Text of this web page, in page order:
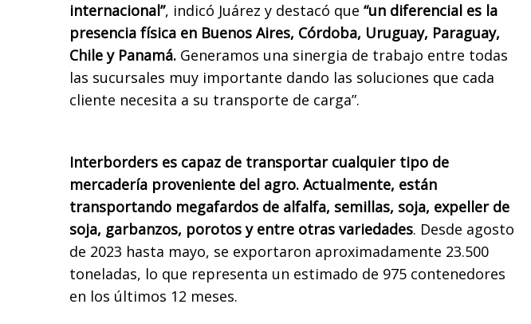
internacional”, indicó Juárez y destacó que “un diferencial es la
presencia física en Buenos Aires, Córdoba, Uruguay, Paraguay,
Chile y Panamá. Generamos una sinergia de trabajo entre todas
las sucursales muy importante dando las soluciones que cada
cliente necesita a su transporte de carga”.
Interborders es capaz de transportar cualquier tipo de
mercadería proveniente del agro. Actualmente, están
transportando megafardos de alfalfa, semillas, soja, expeller de
soja, garbanzos, porotos y entre otras variedades. Desde agosto
de 2023 hasta mayo, se exportaron aproximadamente 23.500
toneladas, lo que representa un estimado de 975 contenedores
en los últimos 12 meses.